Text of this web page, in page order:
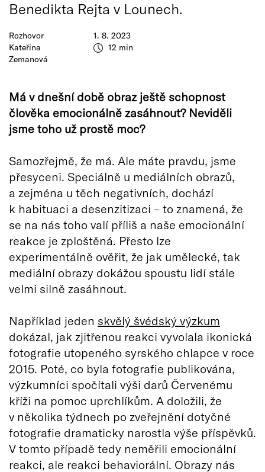
Rozhovor
Kateřina
Zemanová
1. 8. 2023
12 min
Benedikta Rejta v Lounech.
Má v dnešní době obraz ještě schopnost
člověka emocionálně zasáhnout? Neviděli
jsme toho už prostě moc?
Samozřejmě, že má. Ale máte pravdu, jsme
přesyceni. Speciálně u mediálních obrazů,
a zejména u těch negativních, dochází
k habituaci a desenzitizaci – to znamená, že
se na nás toho valí příliš a naše emocionální
reakce je zploštěná. Přesto lze
experimentálně ověřit, že jak umělecké, tak
mediální obrazy dokážou spoustu lidí stále
velmi silně zasáhnout.
Například jeden skvělý švédský výzkum
dokázal, jak zjitřenou reakci vyvolala ikonická
fotografie utopeného syrského chlapce v roce
2015. Poté, co byla fotografie publikována,
výzkumníci spočítali výši darů Červenému
kříži na pomoc uprchlíkům. A doložili, že
v několika týdnech po zveřejnění dotyčné
fotografie dramaticky narostla výše příspěvků.
V tomto případě tedy neměřili emocionální
reakci, ale reakci behaviorální. Obrazy nás